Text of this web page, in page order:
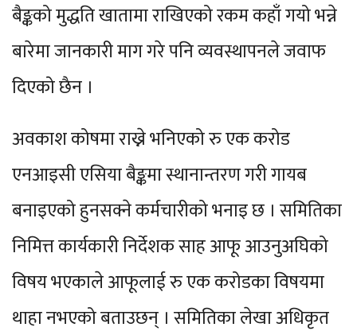
बैङ्कको मुद्धति खातामा राखिएको रकम कहाँ गयो भन्ने
बारेमा जानकारी माग गरे पनि व्यवस्थापनले जवाफ
दिएको छैन ।
अवकाश कोषमा राख्ने भनिएको रु एक करोड
एनआइसी एसिया बैङ्कमा स्थानान्तरण गरी गायब
बनाइएको हुनसक्ने कर्मचारीको भनाइ छ । समितिका
निमित्त कार्यकारी निर्देशक साह आफू आउनुअघिको
विषय भएकाले आफूलाई रु एक करोडका विषयमा
थाहा नभएको बताउछन् । समितिका लेखा अधिकृत